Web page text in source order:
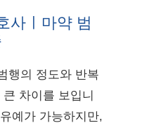
사ㅣ마약 범
행의 정도와 반복
차이를 보입니
예가 가능하지만,